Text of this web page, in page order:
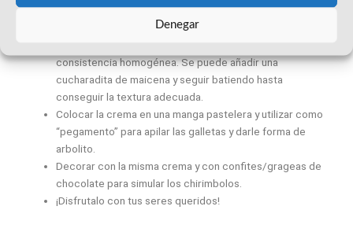
Denegar
batidora y enfriar toda la noche.
Al día siguiente, añadir el azúcar impalpable y la esencia
consistencia homogénea. Se puede añadir una
cucharadita de maicena y seguir batiendo hasta
conseguir la textura adecuada.
Colocar la crema en una manga pastelera y utilizar como
“pegamento” para apilar las galletas y darle forma de
arbolito.
Decorar con la misma crema y con confites/grageas de
chocolate para simular los chirimbolos.
¡Disfrutalo con tus seres queridos!